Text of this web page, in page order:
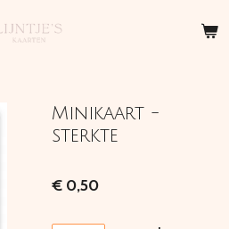
Minikaart -
sterkte
€ 0,50